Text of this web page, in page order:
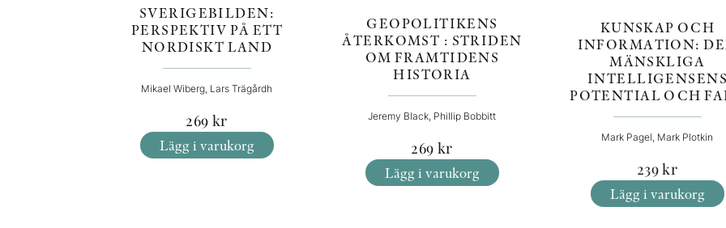
SVERIGEBILDEN:
PERSPEKTIV PÅ ETT
NORDISKT LAND
Mikael Wiberg, Lars Trägårdh
269 kr
Lägg i varukorg
GEOPOLITIKENS
ÅTERKOMST : STRIDEN
OM FRAMTIDENS
HISTORIA
Jeremy Black, Phillip Bobbitt
269 kr
Lägg i varukorg
KUNSKAP OCH
INFORMATION:
MÄNSKLIGA
INTELLIGENSENS
POTENTIAL OCH
Mark Pagel, Mark Plotkin
239kr
Lägg i varukorg